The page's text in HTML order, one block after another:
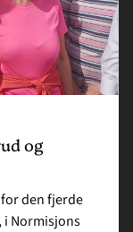
og
den fjerde
i Normisjons